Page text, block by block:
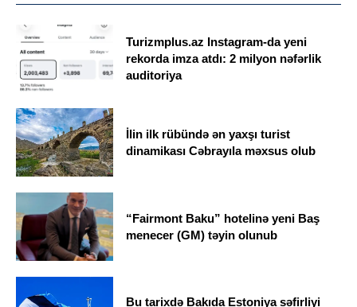
Turizmplus.az Instagram-da yeni
rekorda imza atdı: 2 milyon nəfərlik
auditoriya
İlin ilk rübündə ən yaxşı turist
dinamikası Cəbrayıla məxsus olub
“Fairmont Baku” hotelinə yeni Baş
menecer (GM) təyin olunub
Bu tarixdə Bakıda Estoniya səfirliyi